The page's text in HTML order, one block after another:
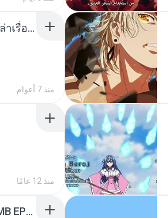
น้องหนิงโดนพ่อเลี้ยงเปิดซิงค่ะ18+เล่าเรื่องเสียว.mp3
منذ 7 أعوام
منذ 12 عامًا
[Witanime.com] RKNGMNNTSRCMB EP 05 HD.mp4